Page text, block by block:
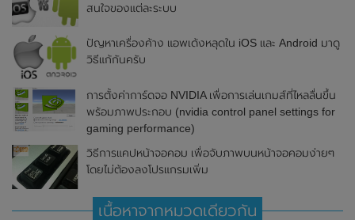
สนใจของแต่ละระบบ
ปัญหาเครื่องค้าง แอพเด้งหลุดใน iOS และ Android มาดู
วิธีแก้กันครับ
การตั้งค่าการ์ดจอ NVIDIA เพื่อการเล่นเกมส์ที่ไหลลื่นขึ้น
พร้อมภาพประกอบ (nvidia control panel settings for
gaming performance)
วิธีการแคปหน้าจอคอม เพื่อจับภาพบนหน้าจอคอมง่ายๆ
โดยไม่ต้องลงโปรแกรมเพิ่ม
เนื้อหาจากหมวดเดียวกัน